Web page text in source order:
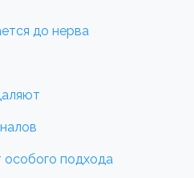
до нерва
особого подхода